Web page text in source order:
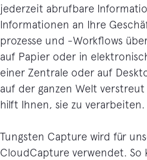
jederzeit abrufbare
Informationen an Ihre
prozesse und -Workflows
auf Papier oder in
einer Zentrale oder auf
auf der ganzen Welt
hilft Ihnen, sie zu verarbeiten.
Tungsten Capture wird für
CloudCapture verwendet. So